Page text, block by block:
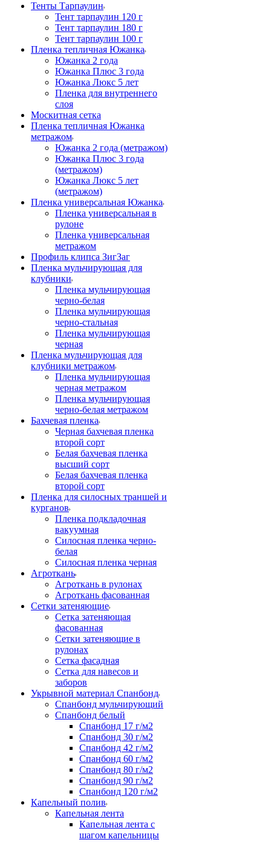
Тенты Тарпаулин
Тент тарпаулин 120 г
Тент тарпаулин 180 г
Тент тарпаулин 100 г
Пленка тепличная Южанка
Южанка 2 года
Южанка Плюс 3 года
Южанка Люкс 5 лет
Пленка для внутреннего
слоя
Москитная сетка
Пленка тепличная Южанка
метражом
Южанка 2 года (метражом)
Южанка Плюс 3 года
(метражом)
Южанка Люкс 5 лет
(метражом)
Пленка универсальная Южанка
Пленка универсальная в
рулоне
Пленка универсальная
метражом
Профиль клипса ЗигЗаг
Пленка мульчирующая для
клубники
Пленка мульчирующая
черно-белая
Пленка мульчирующая
черно-стальная
Пленка мульчирующая
черная
Пленка мульчирующая для
клубники метражом
Пленка мульчирующая
черная метражом
Пленка мульчирующая
черно-белая метражом
Бахчевая пленка
Черная бахчевая пленка
второй сорт
Белая бахчевая пленка
высший сорт
Белая бахчевая пленка
второй сорт
Пленка для силосных траншей и
курганов
Пленка подкладочная
вакуумная
Силосная пленка черно-
белая
Силосная пленка черная
Агроткань
Агроткань в рулонах
Агроткань фасованная
Сетки затеняющие
Сетка затеняющая
фасованная
Сетки затеняющие в
рулонах
Сетка фасадная
Сетка для навесов и
заборов
Укрывной материал Спанбонд
Спанбонд мульчирующий
Спанбонд белый
Спанбонд 17 г/м2
Спанбонд 30 г/м2
Спанбонд 42 г/м2
Спанбонд 60 г/м2
Спанбонд 80 г/м2
Спанбонд 90 г/м2
Спанбонд 120 г/м2
Капельный полив
Капельная лента
Капельная лента с
шагом капельницы